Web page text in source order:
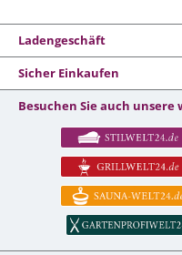
Ladengeschäft
Sicher Einkaufen
Besuchen Sie auch